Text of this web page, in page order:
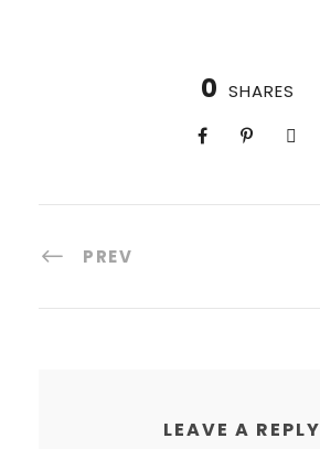
0 SHARES
PREV
LEAVE A REPLY